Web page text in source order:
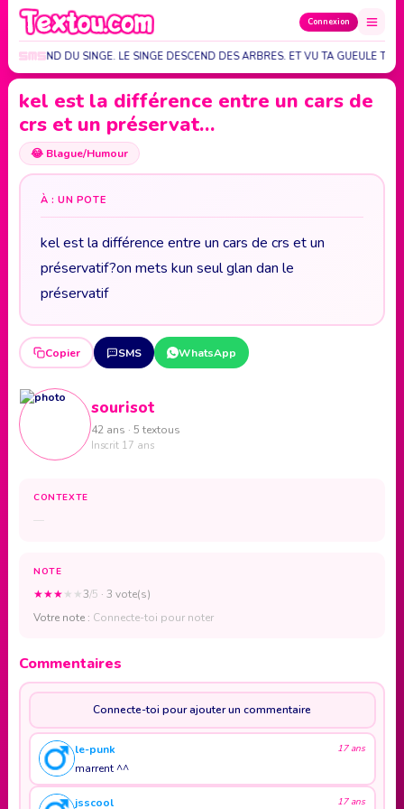
Connexion
DESCEND DU SINGE. LE SINGE DESCEND DES ARBRES. ET VU TA GUEULE
kel est la différence entre un cars de
crs et un préservat…
😂 Blague/Humour
À : UN POTE
kel est la différence entre un cars de crs et un
préservatif?on mets kun seul glan dan le
préservatif
Copier SMS WhatsApp
sourisot
42 ans · 5 textous
Inscrit 17 ans
CONTEXTE
—
NOTE
★★★★ ★3/5 · 3 vote(s)
Votre note : Connecte-toi pour noter
Commentaires
Connecte-toi pour ajouter un commentaire
le-punk 17 ans
marrent ^^
jsscool 17 ans